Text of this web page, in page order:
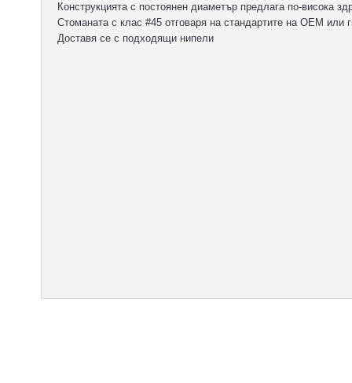
Конструкцията с постоянен диаметър предлага по-висока
Стоманата с клас #45 отговаря на стандартите на OEM или
Доставя се с подходящи нипели